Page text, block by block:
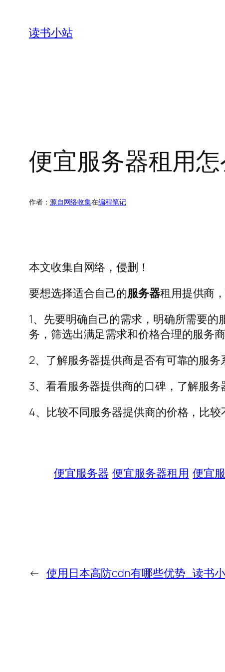
读书小站
便宜服务器租用
作者： 源自网络收集在编程笔记
本文收集自网络，侵删！
要想选择适合自己的服务器租用提供商
1、先要明确自己的需求，明确所需要
务，筛选出满足需求和价格合理的服务商
2、了解服务器提供商是否有可靠的服
3、看看服务器提供商的口碑，了解服务
4、比较不同服务器提供商的价格，比
便宜服务器 便宜服务器租用 便宜
← 使用日本高防cdn有哪些优势_读书